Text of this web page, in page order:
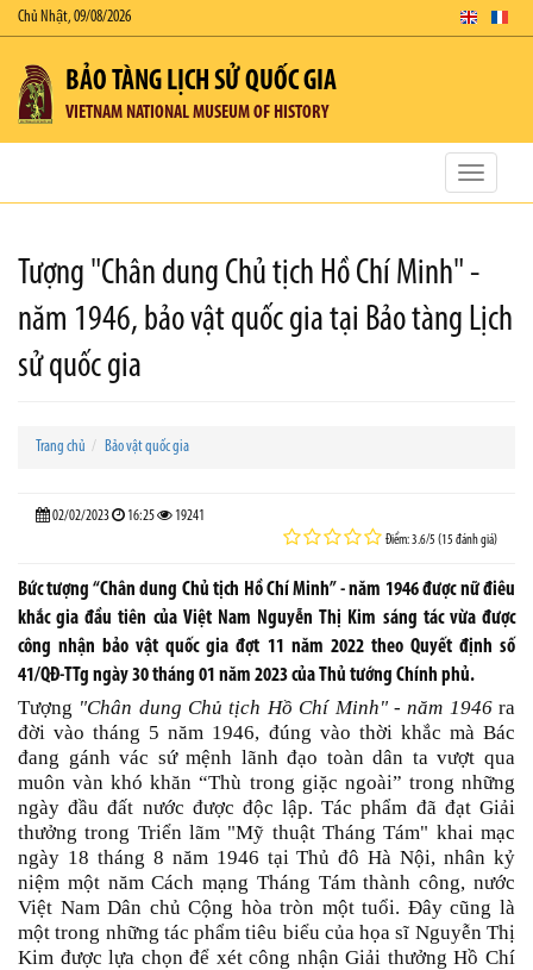
Chủ Nhật, 09/08/2026
BẢO TÀNG LỊCH SỬ QUỐC GIA
VIETNAM NATIONAL MUSEUM OF HISTORY
Toggle
Tượng "Chân dung Chủ tịch Hồ Chí Minh" -
năm 1946, bảo vật quốc gia tại Bảo tàng Lịch
sử quốc gia
Trang chủ Bảo vật quốc gia
02/02/2023 16:25 19241
Điểm: 3.6/5 (15 đánh giá)
Bức tượng “Chân dung Chủ tịch Hồ Chí Minh” - năm 1946 được nữ điêu
khắc gia đầu tiên của Việt Nam Nguyễn Thị Kim sáng tác vừa được
công nhận bảo vật quốc gia đợt 11 năm 2022 theo Quyết định số
41/QĐ-TTg ngày 30 tháng 01 năm 2023 của Thủ tướng Chính phủ.
Tượng "Chân dung Chủ tịch Hồ Chí Minh" - năm 1946ra
đời vào tháng 5 năm 1946, đúng vào thời khắc mà Bác
đang gánh vác sứ mệnh lãnh đạo toàn dân ta vượt qua
muôn vàn khó khăn “Thù trong giặc ngoài” trong những
ngày đầu đất nước được độc lập. Tác phẩm đã đạt Giải
thưởng trong Triển lãm "Mỹ thuật Tháng Tám" khai mạc
ngày 18 tháng 8 năm 1946 tại Thủ đô Hà Nội, nhân kỷ
niệm một năm Cách mạng Tháng Tám thành công, nước
Việt Nam Dân chủ Cộng hòa tròn một tuổi. Đây cũng là
một trong những tác phẩm tiêu biểu của họa sĩ Nguyễn Thị
Kim được lựa chọn để xét công nhận Giải thưởng Hồ Chí